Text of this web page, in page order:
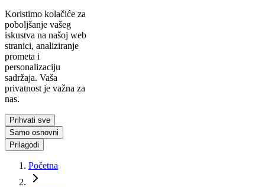
Koristimo kolačiće za
poboljšanje vašeg
iskustva na našoj web
stranici, analiziranje
prometa i
personalizaciju
sadržaja. Vaša
privatnost je važna za
nas.
Prihvati sve
Samo osnovni
Prilagodi
Početna